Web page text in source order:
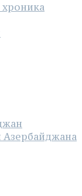
Азербайджана